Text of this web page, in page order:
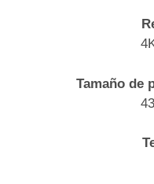
Tamaño de